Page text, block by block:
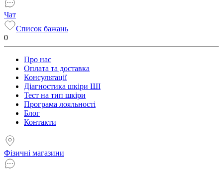
Чат
Список бажань
0
Про нас
Оплата та доставка
Консультації
Діагностика шкіри ШІ
Тест на тип шкіри
Програма лояльності
Блог
Контакти
Фізичні магазини